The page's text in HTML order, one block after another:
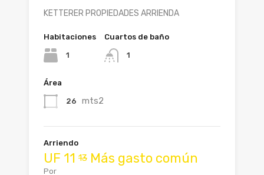
KETTERER PROPIEDADES ARRIENDA
Habitaciones
1
Cuartos de baño
1
Área
26 mts2
Arriendo
UF 11 13 Más gasto común
Por